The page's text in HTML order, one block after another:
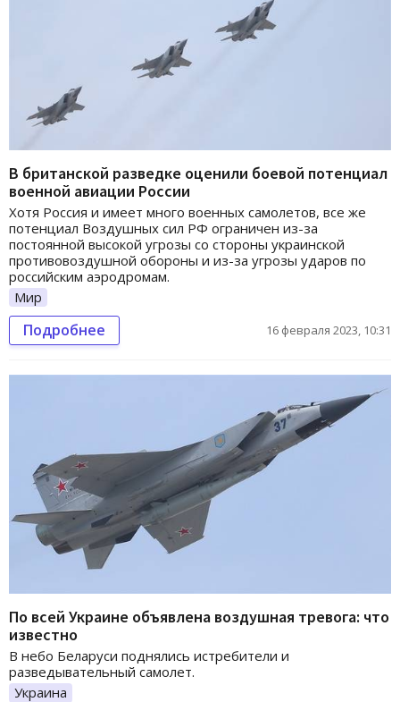
В британской разведке оценили боевой потенциал
военной авиации России
Хотя Россия и имеет много военных самолетов, все же
потенциал Воздушных сил РФ ограничен из-за
постоянной высокой угрозы со стороны украинской
противовоздушной обороны и из-за угрозы ударов по
российским аэродромам.
Мир
Подробнее 16 февраля 2023, 10:31
По всей Украине объявлена воздушная тревога: что
известно
В небо Беларуси поднялись истребители и
разведывательный самолет.
Украина